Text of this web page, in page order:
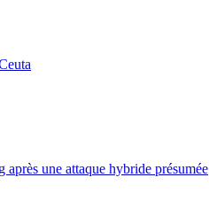
une attaque hybride présumée